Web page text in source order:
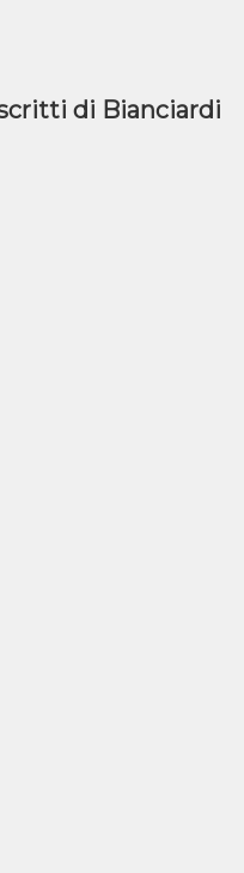
di Bianciardi